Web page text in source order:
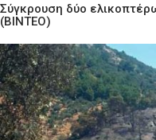
Σύγκρουση δύο
(ΒΙΝΤΕΟ)